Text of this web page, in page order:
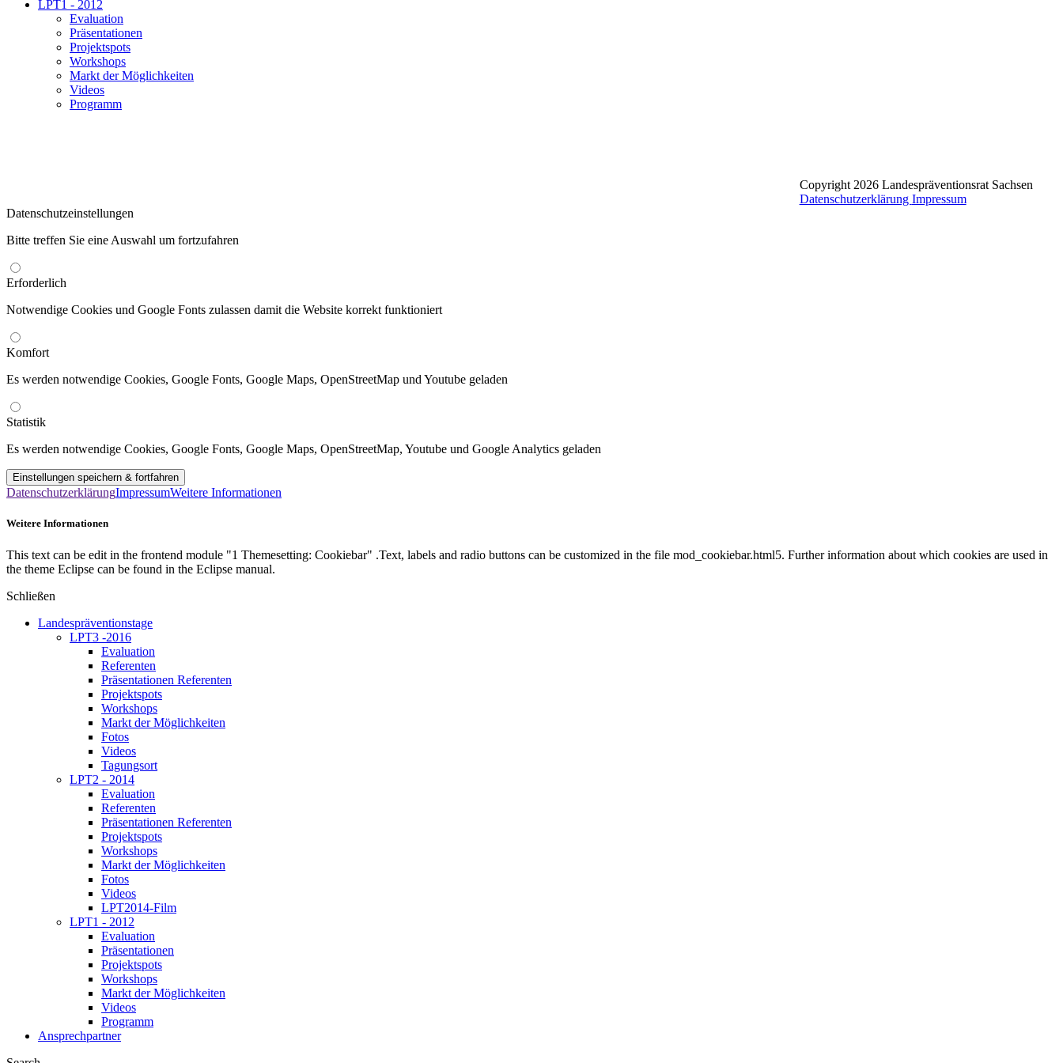
LPT1 - 2012
Evaluation
Präsentationen
Projektspots
Workshops
Markt der Möglichkeiten
Videos
Programm
Copyright 2026 Landespräventionsrat Sachsen
Datenschutzerklärung Impressum
Datenschutzeinstellungen
Bitte treffen Sie eine Auswahl um fortzufahren
Erforderlich
Notwendige Cookies und Google Fonts zulassen damit die Website korrekt funktioniert
Komfort
Es werden notwendige Cookies, Google Fonts, Google Maps, OpenStreetMap und Youtube geladen
Statistik
Es werden notwendige Cookies, Google Fonts, Google Maps, OpenStreetMap, Youtube und Google Analytics geladen
DatenschutzerklärungImpressumWeitere Informationen
Weitere Informationen
This text can be edit in the frontend module "1 Themesetting: Cookiebar" .Text, labels and radio buttons can be customized in the file mod_cookiebar.html5. Further information about which cookies are used in
the theme Eclipse can be found in the Eclipse manual.
Schließen
Landespräventionstage
LPT3 -2016
Evaluation
Referenten
Präsentationen Referenten
Projektspots
Workshops
Markt der Möglichkeiten
Fotos
Videos
Tagungsort
LPT2 - 2014
Evaluation
Referenten
Präsentationen Referenten
Projektspots
Workshops
Markt der Möglichkeiten
Fotos
Videos
LPT2014-Film
LPT1 - 2012
Evaluation
Präsentationen
Projektspots
Workshops
Markt der Möglichkeiten
Videos
Programm
Ansprechpartner